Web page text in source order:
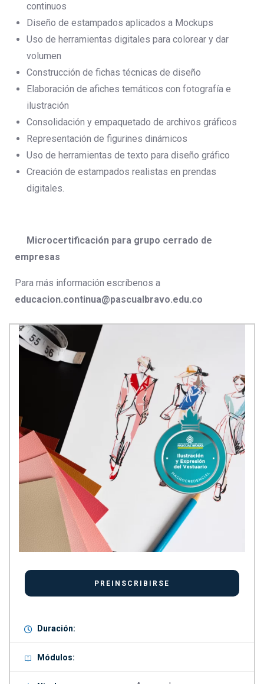
continuos
Diseño de estampados aplicados a Mockups
Uso de herramientas digitales para colorear y dar
volumen
Construcción de fichas técnicas de diseño
Elaboración de afiches temáticos con fotografía e
ilustración
Consolidación y empaquetado de archivos gráficos
Representación de figurines dinámicos
Uso de herramientas de texto para diseño gráfico
Creación de estampados realistas en prendas
digitales.
Microcertificación para grupo cerrado de
empresas
Para más información escríbenos a
educacion.continua@pascualbravo.edu.co
Duración:
Módulos: